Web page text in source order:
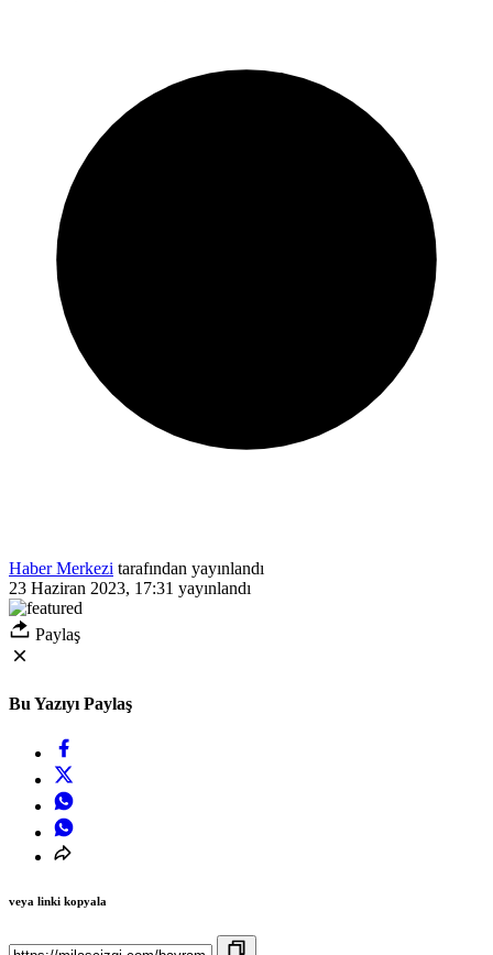
Haber Merkezi tarafından yayınlandı
23 Haziran 2023, 17:31 yayınlandı
Paylaş
Bu Yazıyı Paylaş
veya linki kopyala